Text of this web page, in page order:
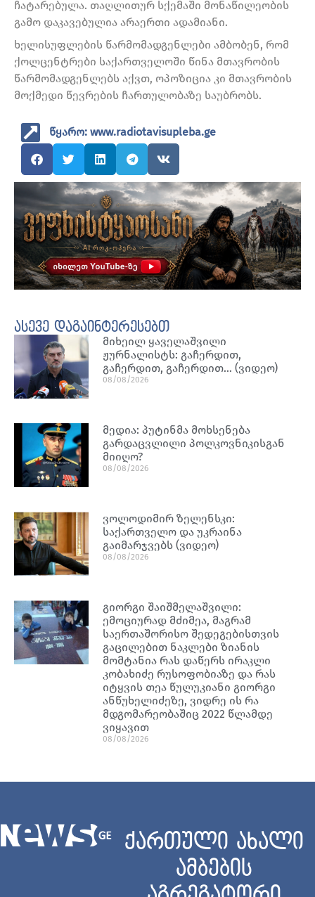
ჩატარებულა. თაღლითურ სქემაში მონაწილეობის
გამო დაკავებულია არაერთი ადამიანი.
ხელისუფლების წარმომადგენლები ამბობენ, რომ
ქოლცენტრები საქართველოში წინა მთავრობის
წარმომადგენლებს აქვთ, ოპოზიცია კი მთავრობის
მოქმედი წევრების ჩართულობაზე საუბრობს.
წყარო: www.radiotavisupleba.ge
ასევე დაგაინტერესებთ
მიხეილ ყაველაშვილი
ჟურნალისტს: გაჩერდით,
გაჩერდით, გაჩერდით… (ვიდეო)
08/08/2026
მედია: პუტინმა მოხსენება
გარდაცვლილი პოლკოვნიკისგან
მიიღო?
08/08/2026
ვოლოდიმირ ზელენსკი:
საქართველო და უკრაინა
გაიმარჯვებს (ვიდეო)
08/08/2026
გიორგი შაიშმელაშვილი:
ემოციურად მძიმეა, მაგრამ
საერთაშორისო შედეგებისთვის
გაცილებით ნაკლები ზიანის
მომტანია რას დაწერს ირაკლი
კობახიძე რუსოფობიაზე და რას
იტყვის თეა წულუკიანი გიორგი
ანწუხელიძეზე, ვიდრე ის რა
მდგომარეობაშიც 2022 წლამდე
ვიყავით
08/08/2026
ქართული ახალი
ამბების